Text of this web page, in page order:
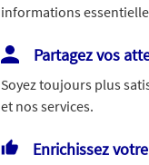
Vous
informations
Partagez vos
Soyez toujours plus
et nos services.
Enrichissez